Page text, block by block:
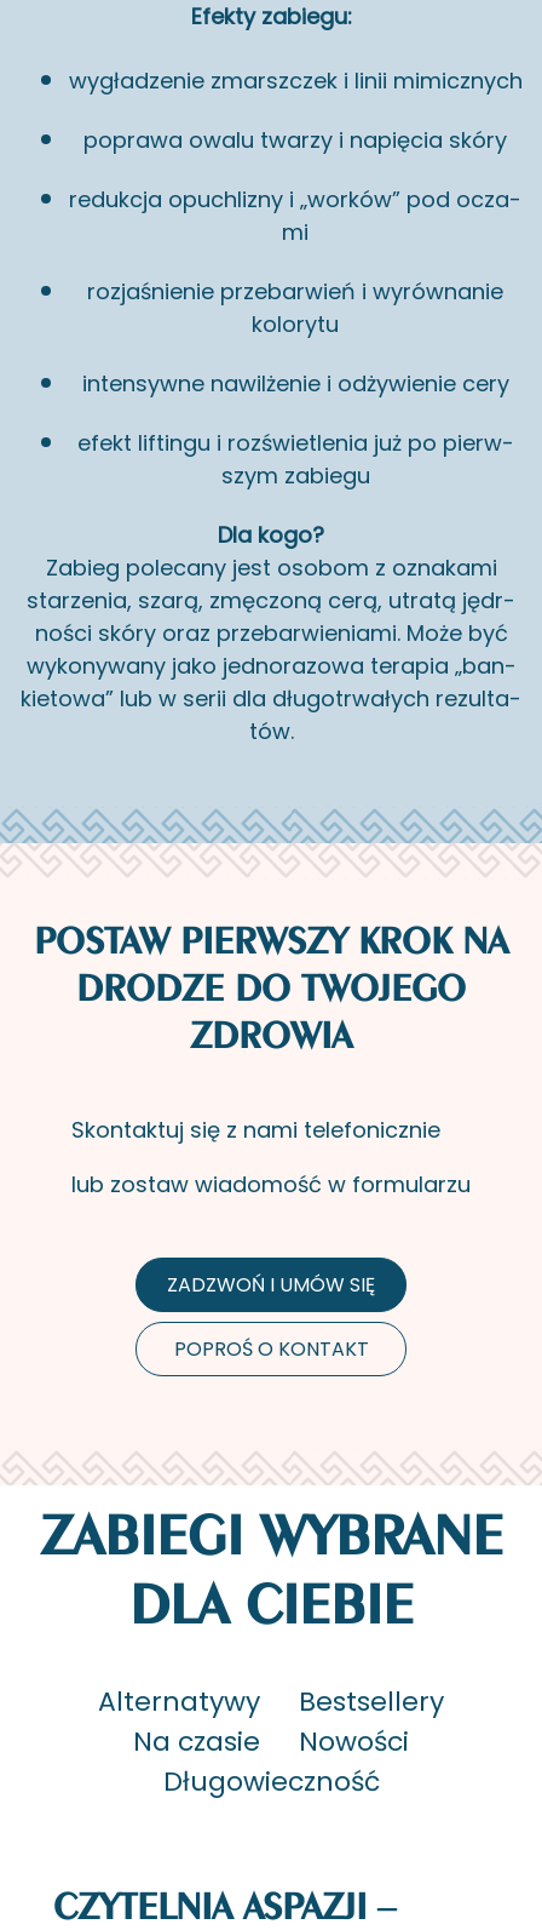
Efek­ty za­bie­gu:
wy­gła­dze­nie zmarsz­czek i linii mi­micz­nych
po­pra­wa owalu twa­rzy i na­pię­cia skóry
re­duk­cja opu­chli­zny i „wor­ków” pod ocza­
mi
roz­ja­śnie­nie prze­bar­wień i wy­rów­na­nie
ko­lo­ry­tu
in­ten­syw­ne na­wil­że­nie i od­ży­wie­nie cery
efekt li­ftin­gu i roz­świe­tle­nia już po pierw­
szym za­bie­gu
Dla kogo?
Za­bieg po­le­ca­ny jest oso­bom z ozna­ka­mi
sta­rze­nia, szarą, zmę­czo­ną cerą, utra­tą jędr­
no­ści skóry oraz prze­bar­wie­nia­mi. Może być
wy­ko­ny­wa­ny jako jed­no­ra­zo­wa te­ra­pia „ban­
kie­to­wa” lub w serii dla dłu­go­trwa­łych re­zul­ta­
tów.
POSTAW PIERWSZY KROK NA
DRODZE DO TWOJEGO
ZDROWIA
Skon­tak­tuj się z nami te­le­fo­nicz­nie
lub zo­staw wia­do­mość w for­mu­la­rzu
ZADZWOŃ I UMÓW SIĘ
POPROŚ O KONTAKT
ZABIEGI WYBRANE
DLA CIEBIE
Alternatywy
Bestsellery
Na czasie
Nowości
Długowieczność
CZYTELNIA ASPAZJI –